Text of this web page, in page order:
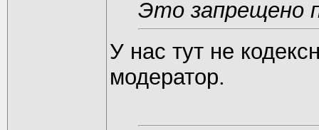
Это запрещено
У нас тут не
модератор.